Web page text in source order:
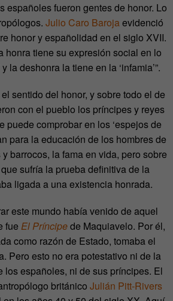
españoles fueron gentes de honor. Lo
Julio Caro Barojaevidenció
honor y españolidad en el siglo XVII.
honra tiene su expresión social en lo
la deshonra la tiene en la ‘infamia’”.
sentido del honor, y sobre todo el de
con el pueblo los príncipes y reyes
puede comprobar en los ‘espejos de
para la educación de los hombres de
barrocos, la fama en vida, pero sobre
sufría la prueba definitiva de la
ligada a una existencia honrada.
este mundo había venido de aquel
fue El Príncipede Maquiavelo. Por él,
como razón de Estado, tomaba el
Pero esto no era potestativo ni de la
los españoles, ni de sus príncipes. El
británico Julián Pitt-Rivers